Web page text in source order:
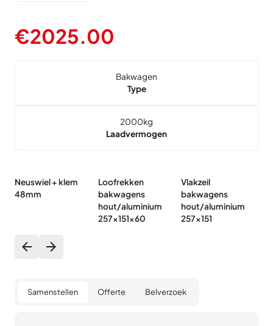
€2025.00
Bakwagen
Type
2000kg
Laadvermogen
Neuswiel + klem
48mm
Loofrekken
bakwagens
hout/aluminium
257x151x60
Vlakzeil
bakwagens
hout/aluminium
257x151
Samenstellen Offerte Belverzoek